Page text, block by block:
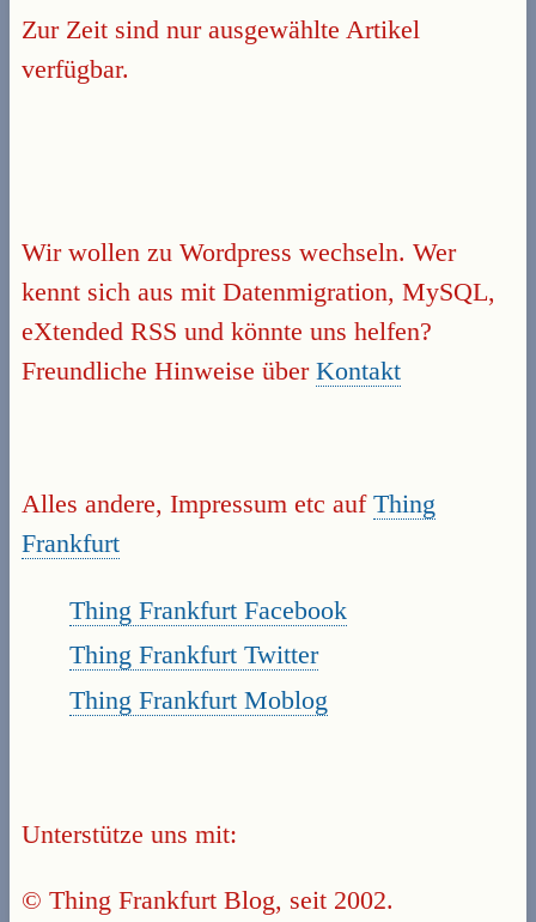
Zur Zeit sind nur ausgewählte Artikel
verfügbar.
Wir wollen zu Wordpress wechseln. Wer
kennt sich aus mit Datenmigration, MySQL,
eXtended RSS und könnte uns helfen?
Freundliche Hinweise über Kontakt
Alles andere, Impressum etc auf Thing
Frankfurt
Thing Frankfurt Facebook
Thing Frankfurt Twitter
Thing Frankfurt Moblog
Unterstütze uns mit:
© Thing Frankfurt Blog, seit 2002.